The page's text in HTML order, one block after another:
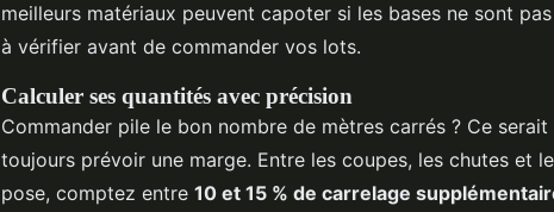
meilleurs matériaux peuvent capoter si les bases ne sont
à vérifier avant de commander vos lots.
Calculer ses quantités avec précision
Commander pile le bon nombre de mètres carrés ? Ce
toujours prévoir une marge. Entre les coupes, les chutes et
pose, comptez entre 10 et 15 % de carrelage